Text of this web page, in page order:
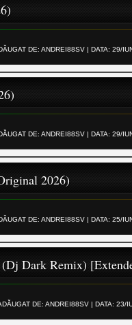
DE: ANDREI88SV | DATA: 29/
DE: ANDREI88SV | DATA: 29/
2026)
DE: ANDREI88SV | DATA: 25/
Dark Remix)
DE: ANDREI88SV | DATA: 23/